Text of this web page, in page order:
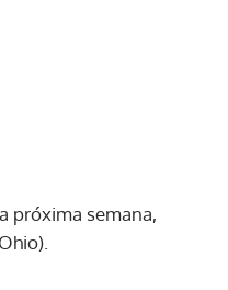
próxima semana,